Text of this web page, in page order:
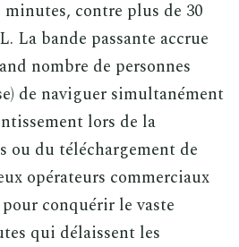
contre plus de 30
La bande passante accrue
nombre de personnes
de naviguer simultanément
lors de la
ou du téléchargement de
opérateurs commerciaux
conquérir le vaste
qui délaissent les